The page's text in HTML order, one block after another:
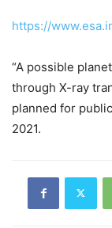
https://
“A possible
through X-ray
planned for
2021.